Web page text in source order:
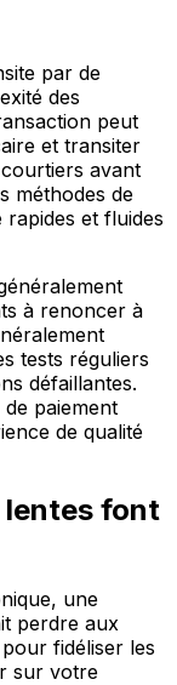
par de
des
peut
et transiter
avant
méthodes de
et fluides
à renoncer à
tests réguliers
défaillantes.
paiement
de qualité
lentes font
une
perdre aux
fidéliser les
sur votre